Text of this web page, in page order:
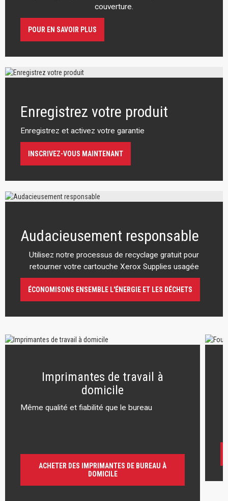
couverture.
POUR EN SAVOIR PLUS
Enregistrez votre produit
Enregistrez et activez votre garantie
INSCRIVEZ-VOUS MAINTENANT
Audacieusement responsable
Utilisez notre processus de recyclage gratuit pour
retourner votre cartouche Xerox Supplies usagée
ÉCONOMISONS ENSEMBLE L'ÉNERGIE ET LES DÉCHETS
Imprimantes de travail à
domicile
Même qualité et fiabilité que le bureau
ACHETER DES IMPRIMANTES DE BUREAU À
DOMICILE